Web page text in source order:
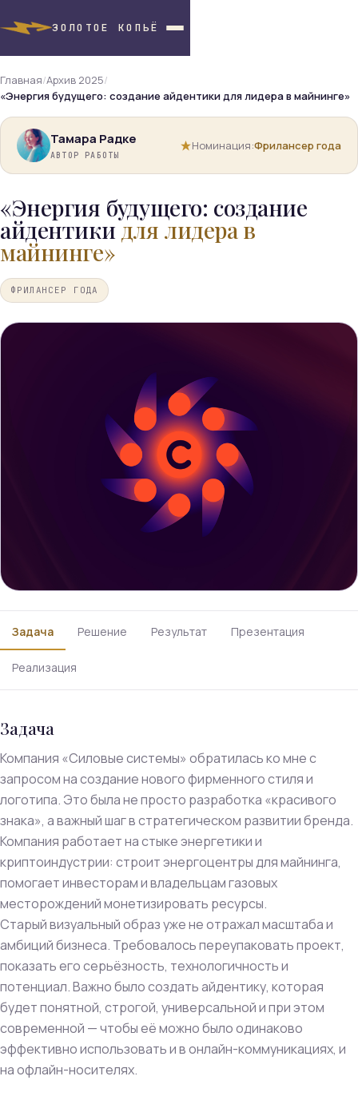
ЗОЛОТОЕ КОПЬЁ
Главная/Архив 2025/
«Энергия будущего: создание айдентики для лидера в майнинге»
Тамара Радке
АВТОР РАБОТЫ
Номинация:Фрилансер года
«Энергия будущего: создание
айдентикидля лидера в
майнинге»
ФРИЛАНСЕР ГОДА
Задача Решение Результат Презентация
Реализация
Задача
Компания «Силовые системы» обратилась ко мне с
запросом на создание нового фирменного стиля и
логотипа. Это была не просто разработка «красивого
знака», а важный шаг в стратегическом развитии бренда.
Компания работает на стыке энергетики и
криптоиндустрии: строит энергоцентры для майнинга,
помогает инвесторам и владельцам газовых
месторождений монетизировать ресурсы.
Старый визуальный образ уже не отражал масштаба и
амбиций бизнеса. Требовалось переупаковать проект,
показать его серьёзность, технологичность и
потенциал. Важно было создать айдентику, которая
будет понятной, строгой, универсальной и при этом
современной — чтобы её можно было одинаково
эффективно использовать и в онлайн-коммуникациях, и
на офлайн-носителях.